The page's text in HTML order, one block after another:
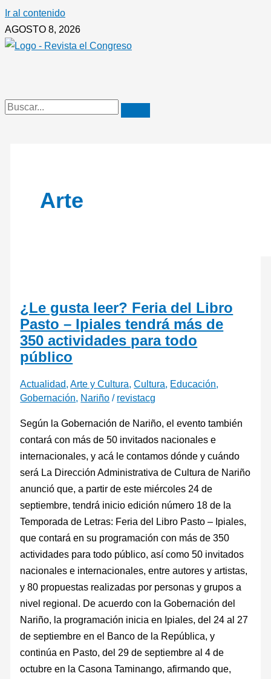
Ir al contenido
AGOSTO 8, 2026
Arte
¿Le gusta leer? Feria del Libro
Pasto – Ipiales tendrá más de
350 actividades para todo
público
Actualidad,Arte y Cultura,Cultura, Educación,
Gobernación, Nariño / revistacg
Según la Gobernación de Nariño, el evento también
contará con más de 50 invitados nacionales e
internacionales, y acá le contamos dónde y cuándo
será La Dirección Administrativa de Cultura de Nariño
anunció que, a partir de este miércoles 24 de
septiembre, tendrá inicio edición número 18 de la
Temporada de Letras: Feria del Libro Pasto – Ipiales,
que contará en su programación con más de 350
actividades para todo público, así como 50 invitados
nacionales e internacionales, entre autores y artistas,
y 80 propuestas realizadas por personas y grupos a
nivel regional. De acuerdo con la Gobernación del
Nariño, la programación inicia en Ipiales, del 24 al 27
de septiembre en el Banco de la República, y
continúa en Pasto, del 29 de septiembre al 4 de
octubre en la Casona Taminango, afirmando que,